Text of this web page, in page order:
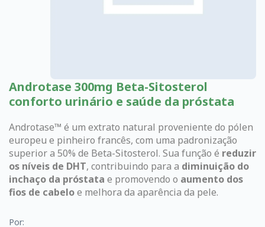
Androtase 300mg Beta-Sitosterol
conforto urinário e saúde da próstata
Androtase™ é um extrato natural proveniente do pólen
europeu e pinheiro francês, com uma padronização
superior a 50% de Beta-Sitosterol. Sua função é reduzir
os níveis de DHT, contribuindo para a diminuição do
inchaço da próstata e promovendo o aumento dos
fios de cabeloe melhora da aparência da pele.
Por: